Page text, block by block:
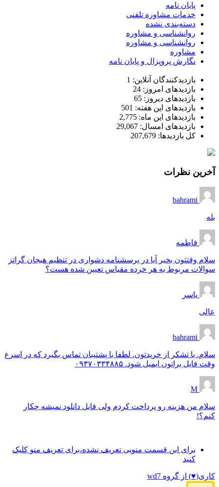
پایان نامه
خدمات مشاوره تلفنی
دسته‌بندی نشده
روانشناسی و مشاوره
روانشناسی و مشاوره
مشاوره
نگارش پروپزال و پایان نامه
بازدیدکنندگان آنلاین: 1
بازدیدهای امروز: 24
بازدیدهای دیروز: 65
بازدیدهای این هفته: 501
بازدیدهای این ماه: 2,775
بازدیدهای امسال: 29,067
کل بازدیدها: 207,679
آخرین نظرات
bahrami
بله
فاطمه
سلام وقتتون بخیر آیا در پرسشنامه دشواری در تنظیم هیجان گراتز
سوالات مربوط به هر خرده مقیاس تعیین شده هست؟
یاسر
عالی
bahrami
سلام. با تشکر از خریدتون. لطفا با پشتیبان تماس بگیرد که در اسرع
وقت فایل براتون ایمیل شود. ۰۹۳۷۰۳۳۴۸۸۵
M
سلام من هزینه رو پرداخت کردم ولی فایل دانلود نمیشه چکار
کنم؟!
برای این قسمت منویی تعریف نشده،برای تعریف منو کلیک
کنید
کاری(♥) از گروه wd7